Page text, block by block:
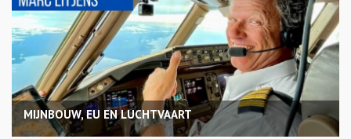
MIJNBOUW, EU EN LUCHTVAART